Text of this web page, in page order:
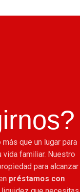
que un lugar para
familiar. Nuestro
para alcanzar
préstamos con